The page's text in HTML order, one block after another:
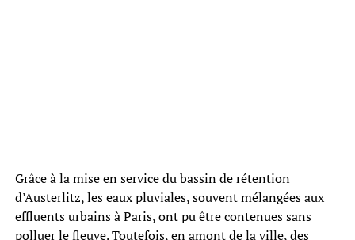
Grâce à la mise en service du bassin de rétention
d’Austerlitz, les eaux pluviales, souvent mélangées aux
effluents urbains à Paris, ont pu être contenues sans
polluer le fleuve. Toutefois, en amont de la ville, des